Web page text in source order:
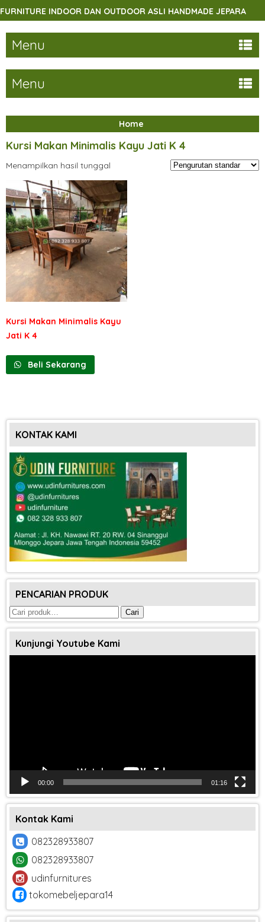
INDOOR DAN OUTDOOR ASLI HANDMADE JEPARA
Menu
Menu
Home
Kursi Makan Minimalis Kayu Jati K 4
Menampilkan hasil tunggal
Kursi Makan Minimalis Kayu
Jati K 4
Beli Sekarang
KONTAK KAMI
PENCARIAN PRODUK
Pencarian
untuk:
Cari
Kunjungi Youtube Kami
00:00 01:16
Kontak Kami
082328933807
082328933807
udinfurnitures
tokomebeljepara14